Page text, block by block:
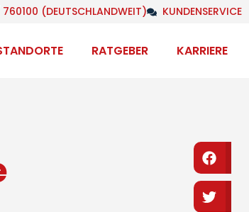
(DEUTSCHLANDWEIT) KUNDENSERVICE
RATGEBER KARRIERE